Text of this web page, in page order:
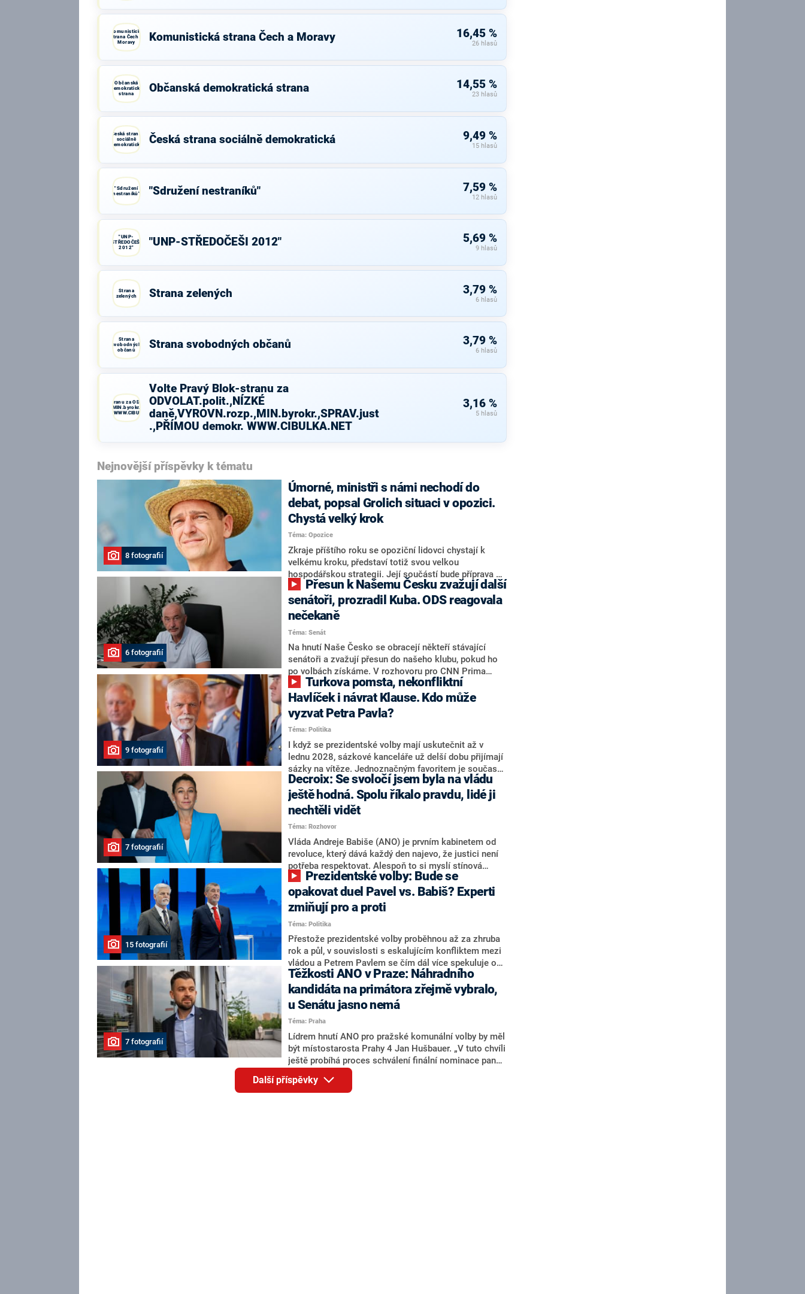
Komunistická
strana Čech a
Moravy
Komunistická strana Čech a Moravy 16,45 %
26 hlasů
Občanská
demokratická
strana
Občanská demokratická strana 14,55 %
23 hlasů
Česká strana
sociálně
demokratická
Česká strana sociálně demokratická 9,49 %
15 hlasů
"Sdružení
nestraníků"
"Sdružení nestraníků" 7,59 %
12 hlasů
"UNP-
STŘEDOČEŠI
2012"
"UNP-STŘEDOČEŠI 2012" 5,69 %
9 hlasů
Strana
zelených
Strana zelených 3,79 %
6 hlasů
Strana
svobodných
občanů
Strana svobodných občanů 3,79 %
6 hlasů
Volte Pravý Blok-stranu za ODVOLAT.polit.,NÍZKÉ
daně,VYROVN.rozp.,MIN.byrokr.,SPRAV.just.,PŘÍMOU
demokr. WWW.CIBULKA.NET
Volte Pravý Blok-stranu za
ODVOLAT.polit.,NÍZKÉ
daně,VYROVN.rozp.,MIN.byrokr.,SPRAV.just
.,PŘÍMOU demokr. WWW.CIBULKA.NET
3,16 %
5 hlasů
Nejnovější příspěvky k tématu
8 fotografií
Úmorné, ministři s námi nechodí do
debat, popsal Grolich situaci v opozici.
Chystá velký krok
Téma: Opozice
Zkraje příštího roku se opoziční lidovci chystají k
velkému kroku, představí totiž svou velkou
hospodářskou strategii. Její součástí bude příprava na
stárnutí populace, řekl ve středu na setkání s novináři
nový předseda lidovců Jan Grolich. Ten zároveň v
senátních volbách kandiduje ve Vyškově. Popsal i
aktivitu opozice, o níž vládní strany nebo političtí
komentátoři mluví jako o slabé a v defenzivě. „Je to
úmorná práce upozorňovat na chyby vlády. Ministři s
námi navíc nechodí do debat. Chceme ale ukazovat
svoje témata,“ odpověděl Grolich na dotaz CNN Prima
NEWS.
6 fotografií
senátoři, prozradil Kuba. ODS reagovala
nečekaně
Téma: Senát
Na hnutí Naše Česko se obracejí někteří stávající
senátoři a zvažují přesun do našeho klubu, pokud ho
po volbách získáme. V rozhovoru pro CNN Prima
NEWS to řekl zakladatel hnutí a jihočeský hejtman
Martin Kuba. Konkrétní nebyl, ale získat by takto mohl
například senátora Zdeňka Hrabu, který je dnes
součástí klubu ODS a TOP 09. Hraba to na dotaz
redakce nevyloučil. Předseda klubu senátorů ODS
Zdeněk Nytra redakci řekl, že počítá s odchodem
některých senátorů z klubu a že Naše Česko není
nepřítel, ale soupeř.
9 fotografií
Havlíček i návrat Klause. Kdo může
vyzvat Petra Pavla?
Téma: Politika
I když se prezidentské volby mají uskutečnit až v
lednu 2028, sázkové kanceláře už delší dobu přijímají
sázky na vítěze. Jednoznačným favoritem je současná
hlava státu Petr Pavel. Daleko za ním pak bookmakeři
zmiňují dva výrazné politiky ANO, tedy premiéra
Andreje Babiše a ministra průmyslu Karla Havlíčka.
Oblíbeným tipem samotných sázkařů je poslanec za
Motoristy Filip Turek. Politolog Jan Kubáček nicméně
o případné kandidatuře kohokoliv ze zmíněné trojice
značně pochybuje. Podle něj současná koalice dosud
nemá osobu, která by Pavlovi mohla konkurovat.
7 fotografií
Decroix: Se svoločí jsem byla na vládu
ještě hodná. Spolu říkalo pravdu, lidé ji
nechtěli vidět
Téma: Rozhovor
Vláda Andreje Babiše (ANO) je prvním kabinetem od
revoluce, který dává každý den najevo, že justici není
potřeba respektovat. Alespoň to si myslí stínová
ministryně spravedlnosti ODS Eva Decroix. V
rozhovoru pro CNN Prima NEWS si nebrala servítky
ohledně politického výkonu svého nástupce Jeronýma
Tejce (za ANO) či vládní zmocněnkyně pro lidská
práva Taťány Malé (ANO). Označením „svoloč“ na
adresu vlády prý byla ještě hodná. Decroix se také
vrátila k volební porážce koalice Spolu či promluvila o
hnutí Naše Česko Martina Kuby.
15 fotografií
opakovat duel Pavel vs. Babiš? Experti
zmiňují pro a proti
Téma: Politika
Přestože prezidentské volby proběhnou až za zhruba
rok a půl, v souvislosti s eskalujícím konfliktem mezi
vládou a Petrem Pavlem se čím dál více spekuluje o
tom, koho by do bitvy o Hrad mohla vyslat současná
koalice. Někteří političtí komentátoři znovu vytahují
jméno premiéra Andreje Babiše (ANO). Jak moc je
pravděpodobné, že se v prezidentských volbách 2028
bude znovu opakovat souboj z roku 2023?
7 fotografií
Těžkosti ANO v Praze: Náhradního
kandidáta na primátora zřejmě vybralo,
u Senátu jasno nemá
Téma: Praha
Lídrem hnutí ANO pro pražské komunální volby by měl
být místostarosta Prahy 4 Jan Hušbauer. „V tuto chvíli
ještě probíhá proces schválení finální nominace pana
Jana Hušbauera Výborem hnutí ANO,“ uvedl pro
redakci místopředseda pražského ANO Martin
Benkovič. O Hušbauerovi se spekulovalo jako o
Další příspěvky